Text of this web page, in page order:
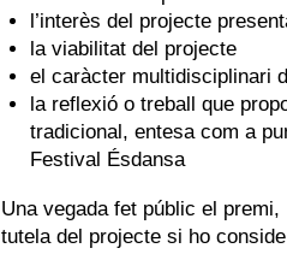
l’interès del projecte
la viabilitat del projecte
el caràcter multidisciplinari
la reflexió o treball que
tradicional, entesa com a
Festival Ésdansa
Una vegada fet públic el premi,
tutela del projecte si ho